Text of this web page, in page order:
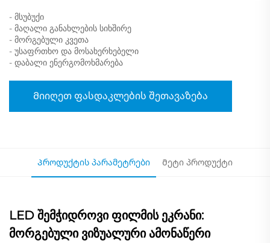
- მსუბუქი
- მაღალი განახლების სიხშირე
- მორგებული კვეთა
- უსაფრთხო და მოსახერხებელი
- დაბალი ენერგომოხმარება
Მიიღეთ ფასდაკლების შეთავაზება
Პროდუქტის პარამეტრები Მეტი პროდუქტი
LED შემჭიდროვი ფილმის ეკრანი:
მორგებული ვიზუალური ამონაწერი